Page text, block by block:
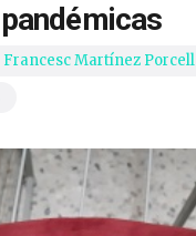
Francesc Martínez Porcell